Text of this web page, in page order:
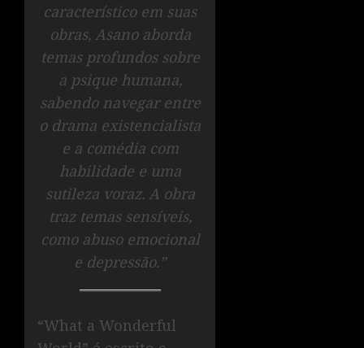
característico em suas
obras, Asano aborda
temas profundos sobre
a psique humana,
sabendo navegar entre
o drama existencialista
e a comédia com
habilidade e uma
sutileza voraz. A obra
traz temas sensíveis,
como abuso emocional
e depressão.”
“What a Wonderful